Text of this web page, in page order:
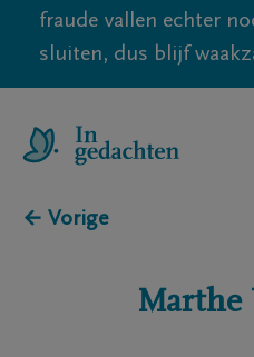
fraude vallen echter
sluiten, dus blijf
← Vorige
Marthe